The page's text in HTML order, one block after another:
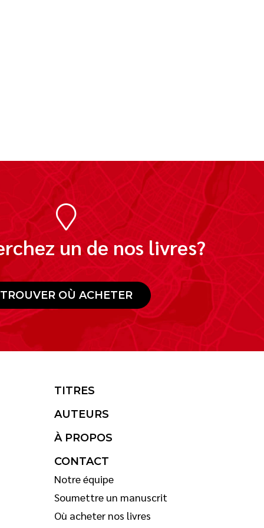
un de nos livres?
TROUVER OÙ ACHETER
TITRES
AUTEURS
À PROPOS
CONTACT
Notre équipe
Soumettre un manuscrit
Où acheter nos livres